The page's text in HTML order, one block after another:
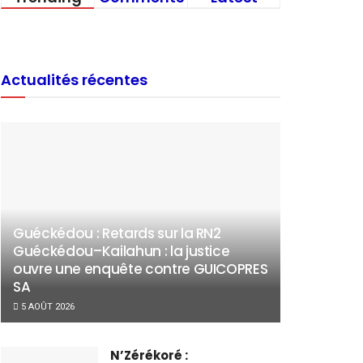
Actualités récentes
Guéckédou : Retards sur la RN2
Guéckédou–Kailahun : la justice
ouvre une enquête contre GUICOPRES
SA
5 AOÛT 2026
N’Zérékoré :